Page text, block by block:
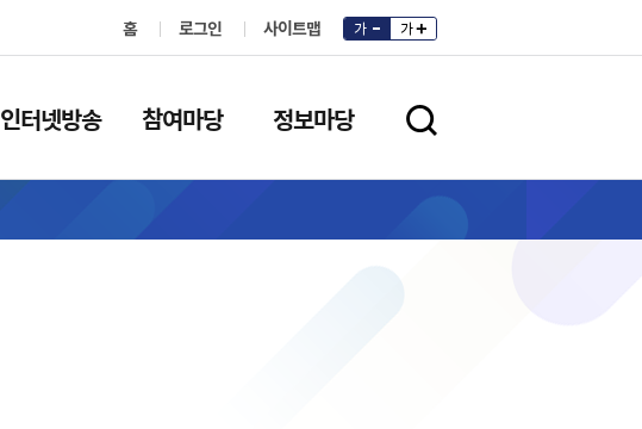
홈 로그인 사이트맵 가 가
인터넷방송 참여마당 정보마당 검색영역 열기